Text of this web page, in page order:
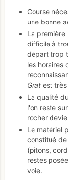
Course
une bonne
La
difficile à
départ trop
les horaires
Grat est très
La qualité
l'on reste
rocher
Le matériel
constitué
(pitons,
restes
voie.